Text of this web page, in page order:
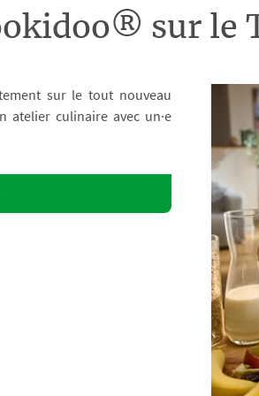
sur
sur le tout nouveau
atelier culinaire avec un·e